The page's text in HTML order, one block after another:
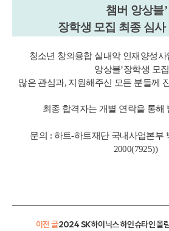
챔버 앙상블’
장학생 모집 최종 심사
청소년 창의융합 실내악 인재양성사
앙상블’장학생 모집
많은 관심과, 지원해주신 모든 분들께
최종 합격자는 개별 연락을 통해
문의 : 하트-하트재단 국내사업본부
2000(7925))
이전 글2024 SK하이닉스 하인슈타인 올